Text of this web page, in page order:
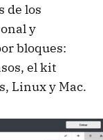
de los
y
bloques:
el kit
Linux y Mac.